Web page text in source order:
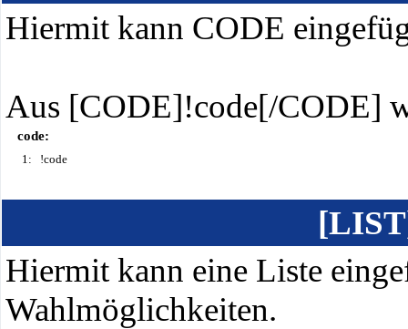
Hiermit kann CODE
Aus [CODE]!code[/CODE]
code:
1: !code
Hiermit kann eine Liste
Wahlmöglichkeiten.